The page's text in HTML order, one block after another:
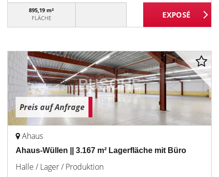
895,19 m²
FLÄCHE
Preis auf Anfrage
Ahaus
Ahaus-Wüllen || 3.167 m² Lagerfläche mit Büro
Halle / Lager / Produktion